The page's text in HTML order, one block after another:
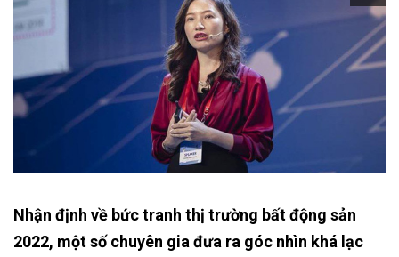
Nhận định về bức tranh thị trường bất động sản
2022, một số chuyên gia đưa ra góc nhìn khá lạc